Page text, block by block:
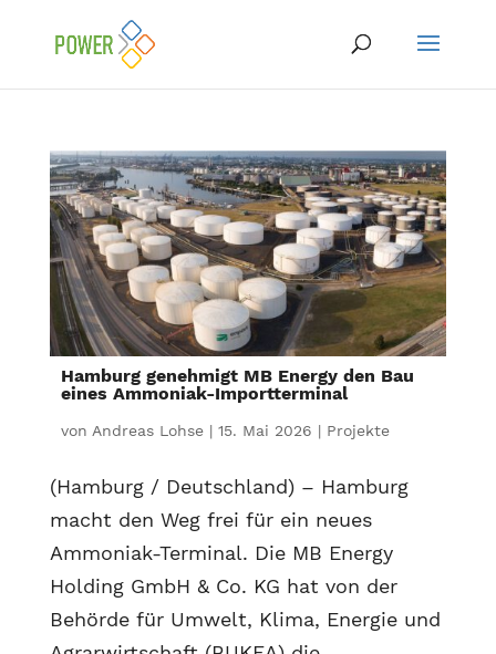
Hamburg genehmigt MB Energy den Bau
eines Ammoniak-Importterminal
von Andreas Lohse| 15. Mai 2026 | Projekte
(Hamburg / Deutschland) – Hamburg
macht den Weg frei für ein neues
Ammoniak-Terminal. Die MB Energy
Holding GmbH & Co. KG hat von der
Behörde für Umwelt, Klima, Energie und